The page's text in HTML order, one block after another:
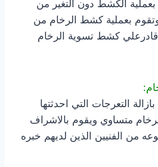
الكشط دون التغير من
بعملية كشط الرخام من
كشط تسوية الرخام
التعرجات التي احدثتها
متساوي ويقوم بالاشراف
من الفنيين الذين لديهم خبره